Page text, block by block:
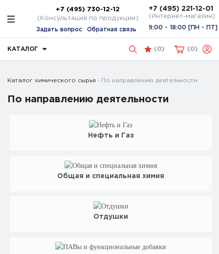
+7 (495) 730-12-12
(Консультация по продукции)
Задать вопрос Обратная связь
+7 (495) 221-12-01
(Интернет-магазин)
9:00 - 18:00 [ПН - ПТ]
КАТАЛОГ (0) 0
Каталог химического сырья По направлению деятельности
По направлению деятельности
Нефть и Газ
Общая и специальная химия
Отдушки